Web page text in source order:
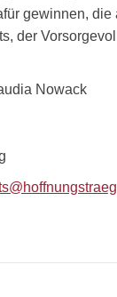
gewinnen,
der
Nowack